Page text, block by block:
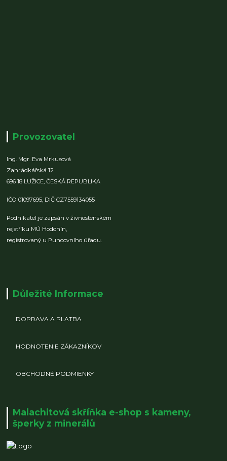
Provozovatel
Ing. Mgr. Eva Mrkusová
Zahrádkářská 12
696 18 LUŽICE,ČESKÁ REPUBLIKA
IČO 01097695, DIČ CZ7559134055
Podnikatel je zapsán v živnostenském
rejstříku MÚ Hodonín,
registrovaný u Puncovního úřadu.
Důležité Informace
DOPRAVA A PLATBA
HODNOTENIE ZÁKAZNÍKOV
OBCHODNÉ PODMIENKY
Malachitová skříňka e-shop s kameny,
šperky z minerálů